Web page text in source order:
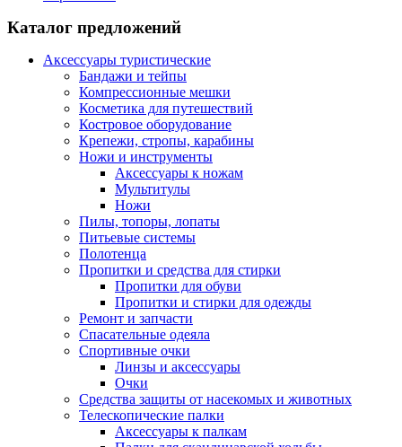
Каталог предложений
Аксессуары туристические
Бандажи и тейпы
Компрессионные мешки
Косметика для путешествий
Костровое оборудование
Крепежи, стропы, карабины
Ножи и инструменты
Аксессуары к ножам
Мультитулы
Ножи
Пилы, топоры, лопаты
Питьевые системы
Полотенца
Пропитки и средства для стирки
Пропитки для обуви
Пропитки и стирки для одежды
Ремонт и запчасти
Спасательные одеяла
Спортивные очки
Линзы и аксессуары
Очки
Средства защиты от насекомых и животных
Телескопические палки
Аксессуары к палкам